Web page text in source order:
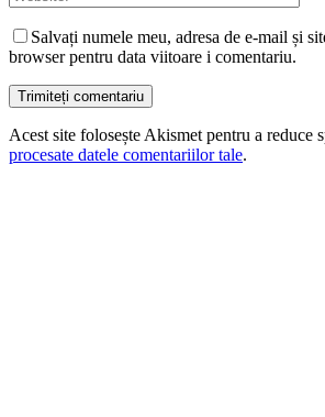
Salvați numele meu, adresa de e-mail și
browser pentru data viitoare i comentariu.
Acest site folosește Akismet pentru a reduce
procesate datele comentariilor tale.